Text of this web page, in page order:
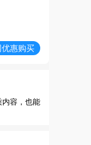
惠购买
内容，也能